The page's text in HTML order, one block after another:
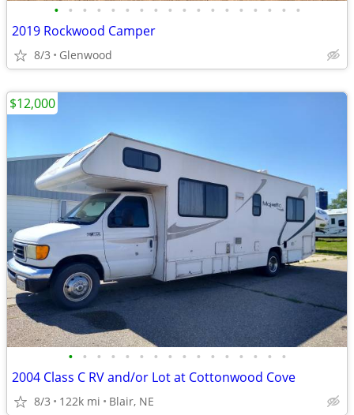
• • • • • • • • • • • • • • • • • •
2019 Rockwood Camper
8/3 Glenwood
• • • • • • • • • • • • • • • •
2004 Class C RV and/or Lot at Cottonwood Cove
8/3 122k mi Blair, NE
$12,000